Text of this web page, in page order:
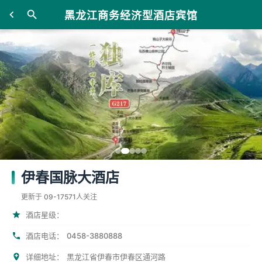
黑龙江商务经济型酒店宾馆
伊春国脉大酒店
更新于 09-17571人关注
酒店星级：
酒店电话： 0458-3880888
详细地址： 黑龙江省伊春市伊春区通河路